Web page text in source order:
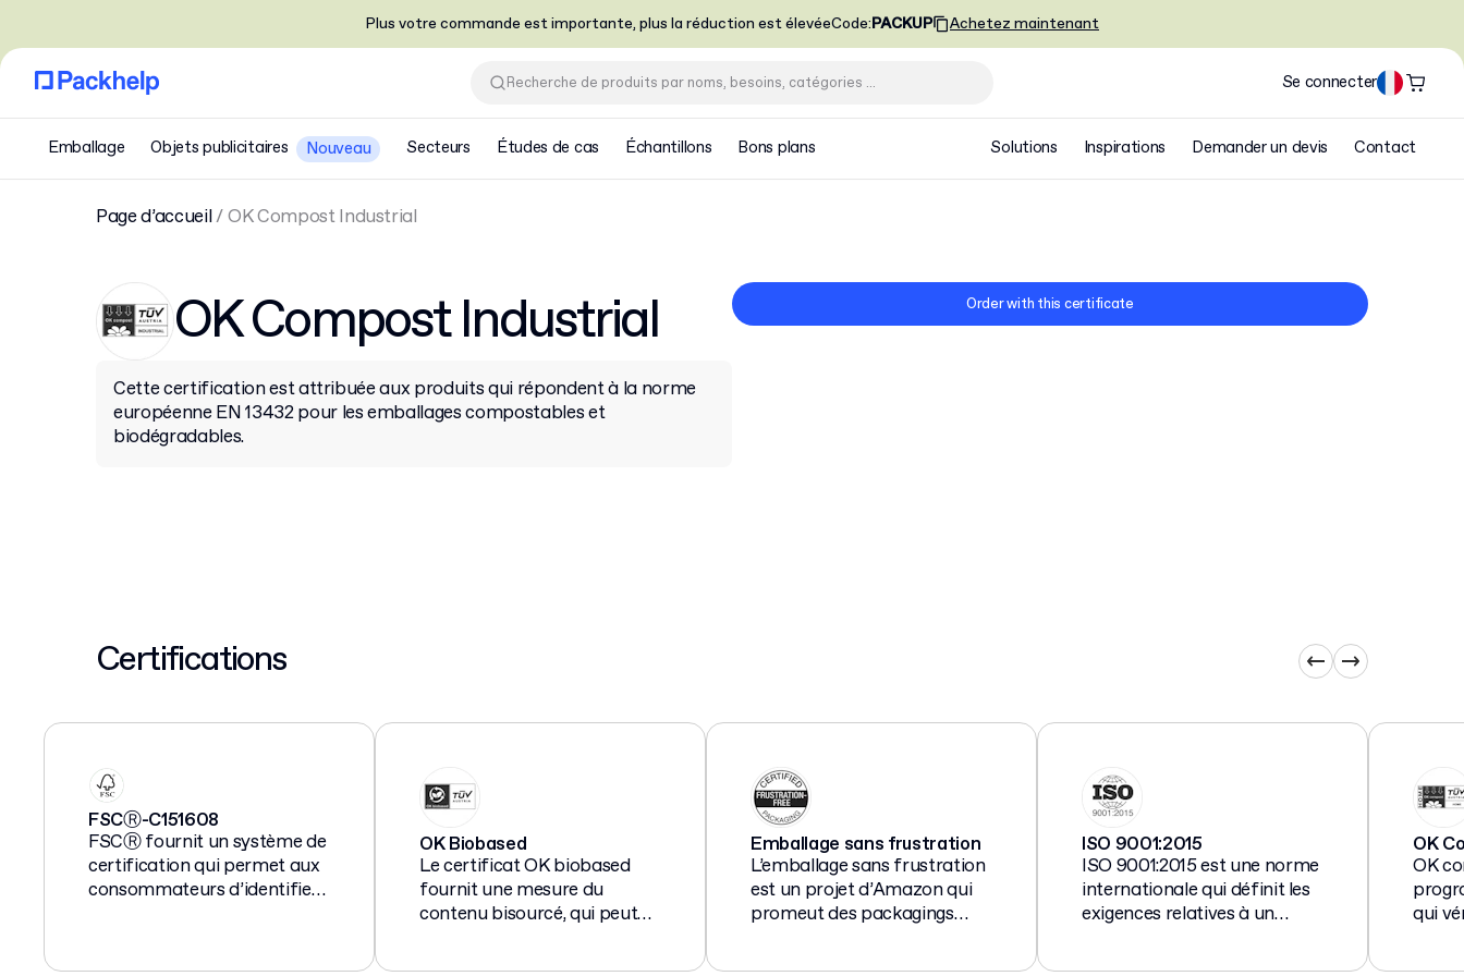
Plus votre commande est importante, plus la réduction est élevéeCode:PACKUP Achetez maintenant
Se connecter
Emballage Objets publicitaires Nouveau Secteurs Études de cas Échantillons Bons plans Solutions Inspirations Demander un devis Contact
Page d’accueil/OK Compost Industrial
OK Compost Industrial
Cette certification est attribuée aux produits qui répondent à la norme
européenne EN 13432 pour les emballages compostables et
biodégradables.
Order with this certificate
Certifications
FSCⓇ-C151608
FSCⓇ fournit un système de
certification qui permet aux
consommateurs d’identifier
OK Biobased
Le certificat OK biobased
fournit une mesure du
contenu bisourcé, qui peut
Emballage sans frustration
L’emballage sans frustration
est un projet d’Amazon qui
promeut des packagings
ISO 9001:2015
ISO 9001:2015 est une norme
internationale qui définit les
exigences relatives à un
OK
OK
qui